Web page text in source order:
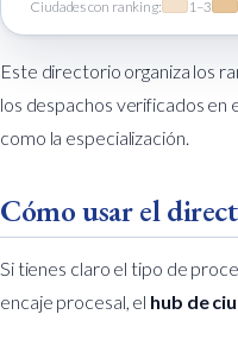
Ciudades con ranking: 1–3
Este directorio organiza los
los despachos verificados en
como la especialización.
Cómo usar el
Si tienes claro el tipo de
encaje procesal, el hub de